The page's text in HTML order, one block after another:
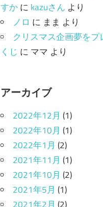
すかに kazuさん より
ノロ に まま より
クリスマス企画夢をプ
くじ に ママ より
アーカイブ
2022年12月 (1)
2022年10月 (1)
2022年1月 (2)
2021年11月 (1)
2021年10月 (2)
2021年5月 (1)